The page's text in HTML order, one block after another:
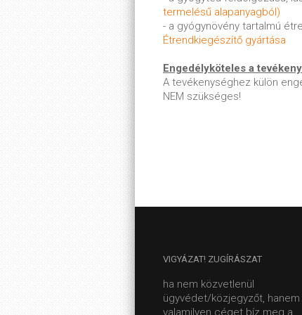
termelésű alapanyagból)
- a gyógynövény tartalmú
Étrendkiegészítő gyártása
Engedélyköteles a
A tevékenységhez külön
NEM szükséges!
VIGYÁZAT! ZUGÍRÁSZAT
ha nem közvetlenül
ügyvédet/közjegyzőt, hanem
valamilyen céget bíz meg a